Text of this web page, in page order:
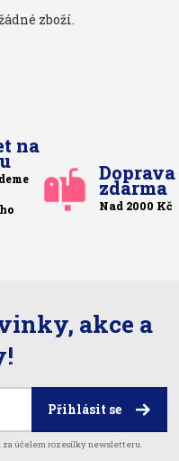
zboží.
na
Doprava
zdarma
Nad 2000 Kč
akce a
Přihlásit se
za účelem rozesílky newsletteru.